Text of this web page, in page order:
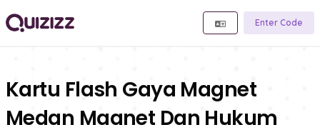
Enter Code
Kartu Flash Gaya Magnet
Medan Magnet Dan Hukum